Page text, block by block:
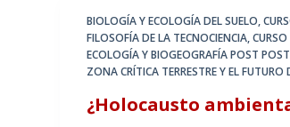
BIOLOGÍA Y ECOLOGÍA DEL SUELO,
FILOSOFÍA DE LA TECNOCIENCIA,
ECOLOGÍA Y BIOGEOGRAFÍA POST
ZONA CRÍTICA TERRESTRE Y EL
¿Holocausto